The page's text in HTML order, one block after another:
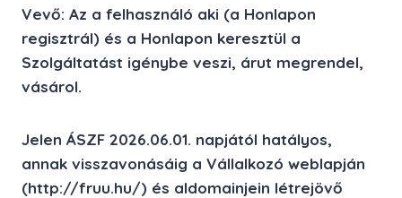
Vevő: Az a felhasználó aki (a Honlapon
regisztrál) és a Honlapon keresztül a
Szolgáltatást igénybe veszi, árut megrendel,
vásárol.
Jelen ÁSZF 2026.06.01. napjától hatályos,
annak visszavonásáig a Vállalkozó weblapján
(http://fruu.hu/) és aldomainjein létrejövő